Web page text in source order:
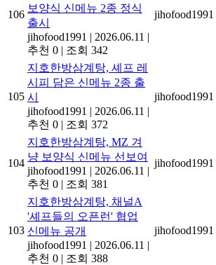
106
보양식 신메뉴 2종 정식
출시
jihofood1991 | 2026.06.11 |
추천 0 | 조회 342
jihofood1991
105
지호한방삼계탕, 셰프 레
시피 담은 신메뉴 2종 출
시
jihofood1991 | 2026.06.11 |
추천 0 | 조회 372
jihofood1991
104
지호한방삼계탕, MZ 겨
냥 보양식 신메뉴 선보여
jihofood1991 | 2026.06.11 |
추천 0 | 조회 381
jihofood1991
103
지호한방삼계탕, 채널A
'셰프들의 오픈런' 협업
신메뉴 공개
jihofood1991 | 2026.06.11 |
추천 0 | 조회 388
jihofood1991